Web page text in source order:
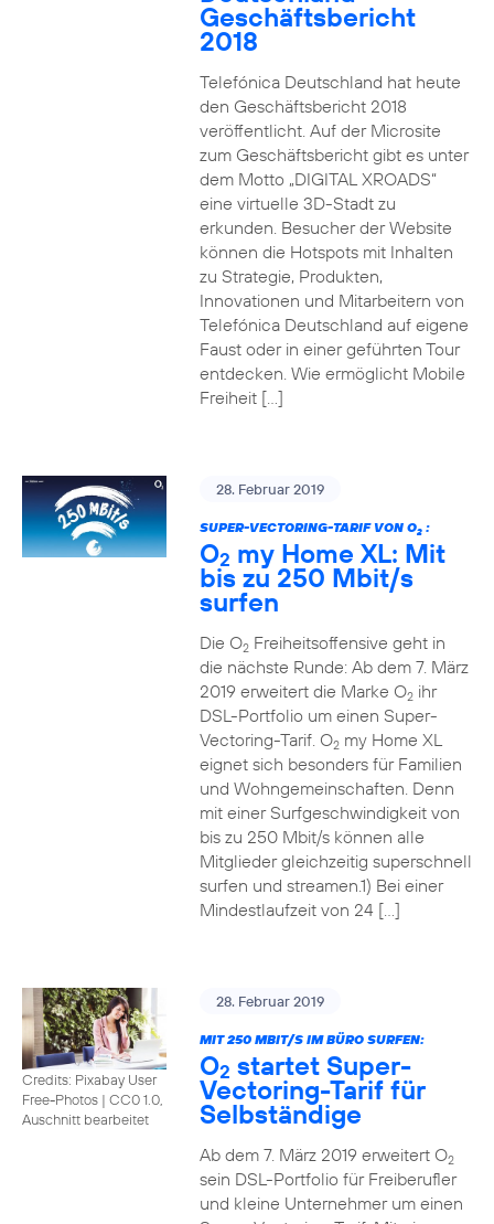
Geschäftsbericht
2018
Telefónica Deutschland hat heute
den Geschäftsbericht 2018
veröffentlicht. Auf der Microsite
zum Geschäftsbericht gibt es unter
dem Motto „DIGITAL XROADS“
eine virtuelle 3D-Stadt zu
erkunden. Besucher der Website
können die Hotspots mit Inhalten
zu Strategie, Produkten,
Innovationen und Mitarbeitern von
Telefónica Deutschland auf eigene
Faust oder in einer geführten Tour
entdecken. Wie ermöglicht Mobile
Freiheit […]
28. Februar 2019
SUPER-VECTORING-TARIF VON O2:
O2 my Home XL: Mit
bis zu 250 Mbit/s
surfen
Die O2Freiheitsoffensive geht in
die nächste Runde: Ab dem 7. März
2019 erweitert die Marke O2ihr
DSL-Portfolio um einen Super-
Vectoring-Tarif. O2my Home XL
eignet sich besonders für Familien
und Wohngemeinschaften. Denn
mit einer Surfgeschwindigkeit von
bis zu 250 Mbit/s können alle
Mitglieder gleichzeitig superschnell
surfen und streamen.1) Bei einer
Mindestlaufzeit von 24 […]
Credits: Pixabay User
Free-Photos | CC0 1.0,
Auschnitt bearbeitet
28. Februar 2019
MIT 250 MBIT/S IM BÜRO SURFEN:
O2 startet Super-
Vectoring-Tarif für
Selbständige
Ab dem 7. März 2019 erweitert O2
sein DSL-Portfolio für Freiberufler
und kleine Unternehmer um einen